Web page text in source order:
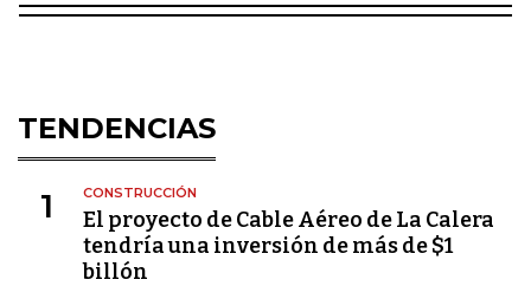
TENDENCIAS
1 CONSTRUCCIÓN
El proyecto de Cable Aéreo de La Calera
tendría una inversión de más de $1
billón